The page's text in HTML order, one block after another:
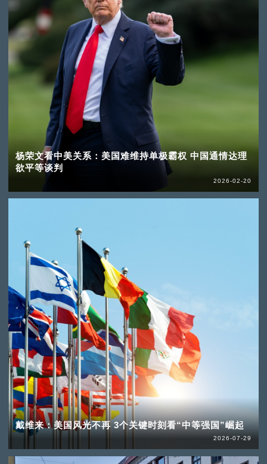
杨荣文看中美关系：美国难维持单极霸权 中国通情达理
欲平等谈判
2026-02-20
戴维来：美国风光不再 3个关键时刻看“中等强国”崛起
2026-07-29